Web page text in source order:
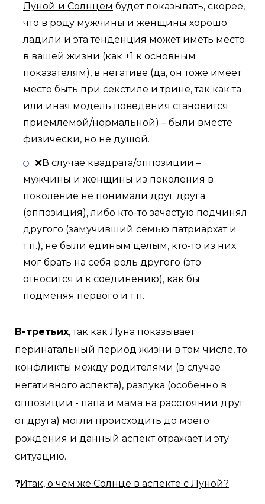
Луной и Солнцем будет показывать, скорее,
что в роду мужчины и женщины хорошо
ладили и эта тенденция может иметь место
в вашей жизни (как +1 к основным
показателям), в негативе (да, он тоже имеет
место быть при секстиле и трине, так как та
или иная модель поведения становится
приемлемой/нормальной) – были вместе
физически, но не душой.
❌В случае квадрата/оппозиции –
мужчины и женщины из поколения в
поколение не понимали друг друга
(оппозиция), либо кто-то зачастую подчинял
другого (замучивший семью патриархат и
т.п.), не были единым целым, кто-то из них
мог брать на себя роль другого (это
относится и к соединению), как бы
подменяя первого и т.п.
В-третьих, так как Луна показывает
перинатальный период жизни в том числе, то
конфликты между родителями (в случае
негативного аспекта), разлука (особенно в
оппозиции - папа и мама на расстоянии друг
от друга) могли происходить до моего
рождения и данный аспект отражает и эту
ситуацию.
❓Итак, о чём же Солнце в аспекте с Луной?